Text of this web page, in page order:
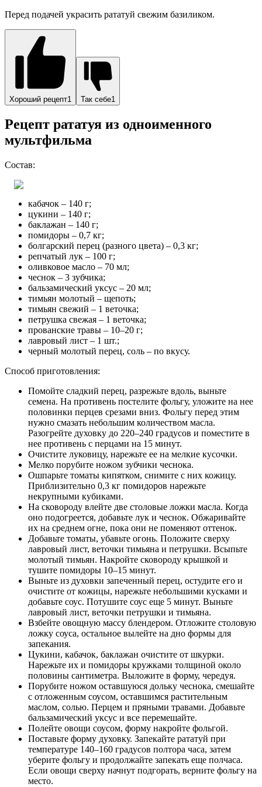
Перед подачей украсить рататуй свежим базиликом.
Хороший рецепт1 Так себе1
Рецепт рататуя из одноименного
мультфильма
Состав:
кабачок – 140 г;
цукини – 140 г;
баклажан – 140 г;
помидоры – 0,7 кг;
болгарский перец (разного цвета) – 0,3 кг;
репчатый лук – 100 г;
оливковое масло – 70 мл;
чеснок – 3 зубчика;
бальзамический уксус – 20 мл;
тимьян молотый – щепоть;
тимьян свежий – 1 веточка;
петрушка свежая – 1 веточка;
прованские травы – 10–20 г;
лавровый лист – 1 шт.;
черный молотый перец, соль – по вкусу.
Способ приготовления:
Помойте сладкий перец, разрежьте вдоль, выньте
семена. На противень постелите фольгу, уложите на нее
половинки перцев срезами вниз. Фольгу перед этим
нужно смазать небольшим количеством масла.
Разогрейте духовку до 220–240 градусов и поместите в
нее противень с перцами на 15 минут.
Очистите луковицу, нарежьте ее на мелкие кусочки.
Мелко порубите ножом зубчики чеснока.
Ошпарьте томаты кипятком, снимите с них кожицу.
Приблизительно 0,3 кг помидоров нарежьте
некрупными кубиками.
На сковороду влейте две столовые ложки масла. Когда
оно подогреется, добавьте лук и чеснок. Обжаривайте
их на среднем огне, пока они не поменяют оттенок.
Добавьте томаты, убавьте огонь. Положите сверху
лавровый лист, веточки тимьяна и петрушки. Всыпьте
молотый тимьян. Накройте сковороду крышкой и
тушите помидоры 10–15 минут.
Выньте из духовки запеченный перец, остудите его и
очистите от кожицы, нарежьте небольшими кусками и
добавьте соус. Потушите соус еще 5 минут. Выньте
лавровый лист, веточки петрушки и тимьяна.
Взбейте овощную массу блендером. Отложите столовую
ложку соуса, остальное вылейте на дно формы для
запекания.
Цукини, кабачок, баклажан очистите от шкурки.
Нарежьте их и помидоры кружками толщиной около
половины сантиметра. Выложите в форму, чередуя.
Порубите ножом оставшуюся дольку чеснока, смешайте
с отложенным соусом, оставшимся растительным
маслом, солью. Перцем и пряными травами. Добавьте
бальзамический уксус и все перемешайте.
Полейте овощи соусом, форму накройте фольгой.
Поставьте форму духовку. Запекайте рататуй при
температуре 140–160 градусов полтора часа, затем
уберите фольгу и продолжайте запекать еще полчаса.
Если овощи сверху начнут подгорать, верните фольгу на
место.